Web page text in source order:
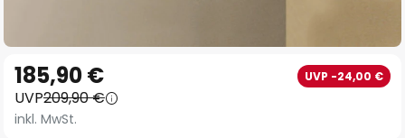
Anfang
der
Bildgalerie
185,90 € UVP -24,00 €
UVP209,90 €
inkl. MwSt.